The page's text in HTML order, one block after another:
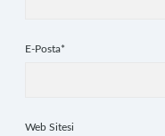
E-Posta*
Web Sitesi